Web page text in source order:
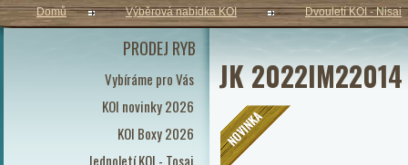
PRODEJ RYB
Vybíráme pro Vás
KOI novinky 2026
KOI Boxy 2026
Jednoletí KOI - Tosai
Domů Výběrová nabídka KOI Dvouletí KOI - Nisai
JK 2022IM22014